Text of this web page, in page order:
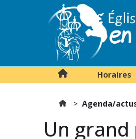
Horaires
Agenda/
Un